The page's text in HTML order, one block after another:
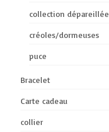
collection dépareillée
créoles/dormeuses
puce
Bracelet
Carte cadeau
collier